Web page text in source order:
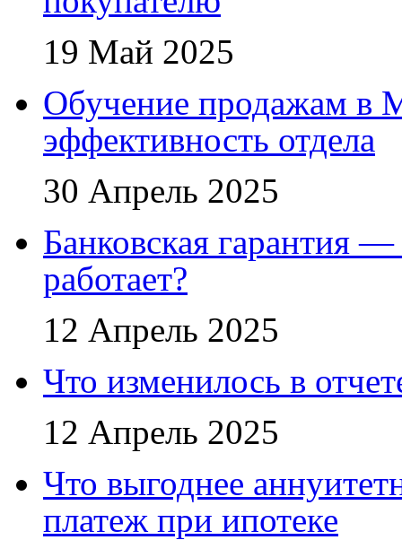
19 Май 2025
Обучение продажам в
эффективность отдела
30 Апрель 2025
Банковская гарантия
работает?
12 Апрель 2025
Что изменилось в
12 Апрель 2025
Что выгоднее
платеж при ипотеке